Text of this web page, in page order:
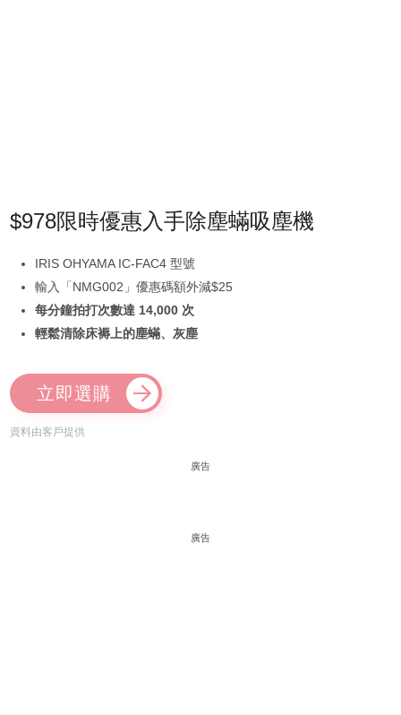
$978限時優惠入手除塵蟎吸塵機
IRIS OHYAMA IC-FAC4 型號
輸入「NMG002」優惠碼額外減$25
每分鐘拍打次數達 14,000 次
輕鬆清除床褥上的塵蟎、灰塵
立即選購
資料由客戶提供
廣告
廣告